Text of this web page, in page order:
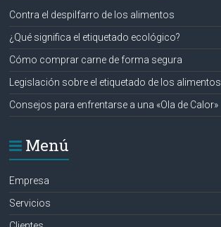
Contra el despilfarro de los alimentos
¿Qué significa el etiquetado ecológico?
Cómo comprar carne de forma segura
Legislación sobre el etiquetado de los alimentos
Consejos para enfrentarse a una «Ola de Calor»
Menú
Empresa
Servicios